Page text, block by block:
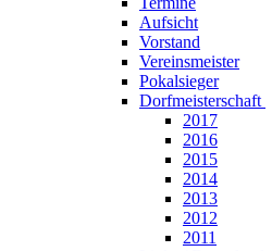
Aufsicht
Vorstand
Vereinsmeister
Pokalsieger
Dorfmeisterschaft
2017
2016
2015
2014
2013
2012
2011